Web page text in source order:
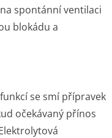
spontánní ventilaci
blokádu a
se smí přípravek
očekávaný přínos